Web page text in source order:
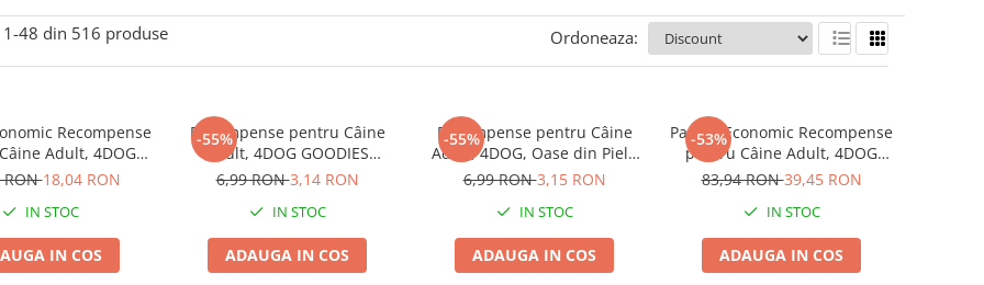
1-48 din 516 produse Ordoneaza:
Recompense
Adult, 4DOG
Trainer, Vită, 6x150g
RON18,04 RON
IN STOC
IN COS
-55%
Recompense pentru Câine
Adult, 4DOG GOODIES
Trainer, Vită, 150g
6,99 RON3,14 RON
IN STOC
ADAUGA IN COS
-55%
Recompense pentru Câine
Adult, 4DOG, Oase din Piele
Presată, 8.5cm, 3 bucăți
6,99 RON3,15 RON
IN STOC
ADAUGA IN COS
-53%
Pachet Economic Recompense
pentru Câine Adult, 4DOG
GOODIES Classic, Strips de
83,94 RON39,45 RON
IN STOC
ADAUGA IN COS